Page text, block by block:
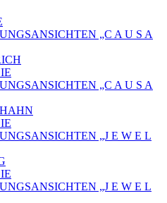
„C A U S A
„C A U S A
„J E W E L
„J E W E L